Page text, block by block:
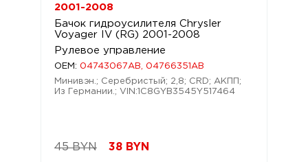
2001-2008
Бачок гидроусилителя Chrysler
Voyager IV (RG) 2001-2008
Рулевое управление
OEM: 04743067AB, 04766351AB
Минивэн.; Серебристый; 2,8; CRD; АКПП;
Из Германии.; VIN:1C8GYB3545Y517464
45 BYN 38 BYN